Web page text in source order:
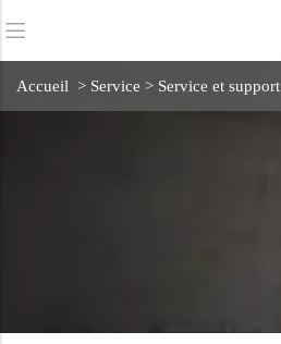
Accueil > Service > Service et support
Retour
Retour
Retour